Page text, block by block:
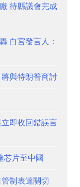
待縣議會完成
白宮發言人：
與特朗普商討
即收回錯誤言
芯片至中國
制表達關切